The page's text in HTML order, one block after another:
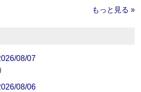
もっと見る »
08/07
08/06